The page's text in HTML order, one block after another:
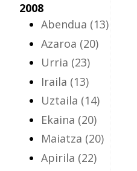
2008
Abendua (13)
Azaroa (20)
Urria (23)
Iraila (13)
Uztaila (14)
Ekaina (20)
Maiatza (20)
Apirila (22)